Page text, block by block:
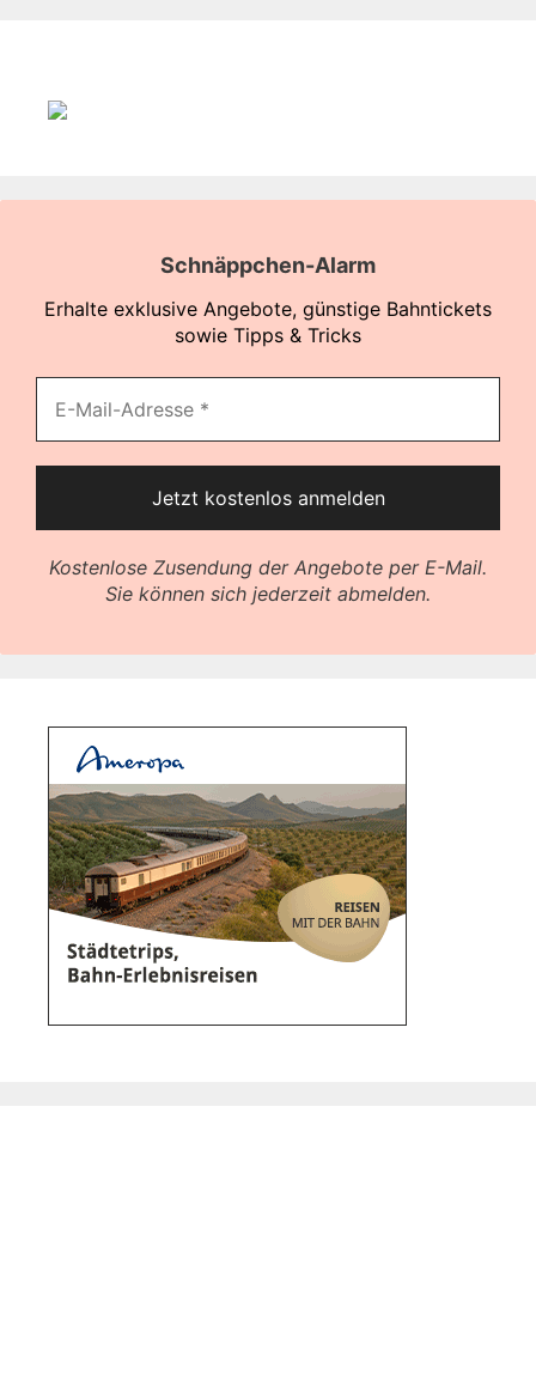
Schnäppchen-Alarm
Erhalte exklusive Angebote, günstige Bahntickets
sowie Tipps & Tricks
Kostenlose Zusendung der Angebote per E-Mail.
Sie können sich jederzeit abmelden.